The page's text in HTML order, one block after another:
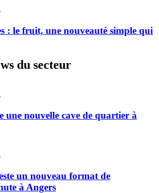
: le fruit, une nouveauté simple qui
du secteur
une nouvelle cave de quartier à
un nouveau format de
à Angers